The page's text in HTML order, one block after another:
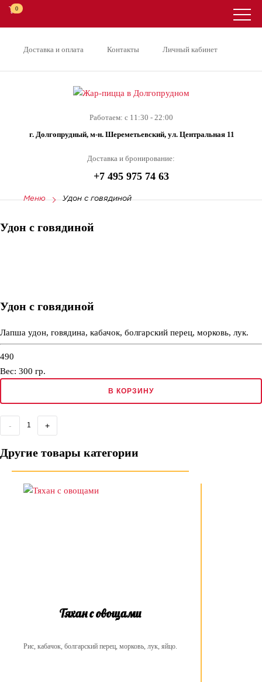
Доставка и оплата Контакты Личный кабинет
Работаем: с 11:30 - 22:00
г. Долгопрудный, м-н. Шереметьевский, ул. Центральная 11
Доставка и бронирование:
+7 495 975 74 63
0
Меню Удон с говядиной
Удон с говядиной
Удон с говядиной
Лапша удон, говядина, кабачок, болгарский перец, морковь, лук.
490
Вес: 300 гр.
В КОРЗИНУ
- +
Другие товары категории
Тяхан с овощами
Рис, кабачок, болгарский перец, морковь, лук, яйцо.